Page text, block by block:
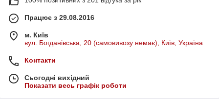
Працює з 29.08.2016
м. Київ
вул. Богданівська, 20 (самовивозу немає), Київ, Україна
Контакти
Сьогодні вихідний
Показати весь графік роботи